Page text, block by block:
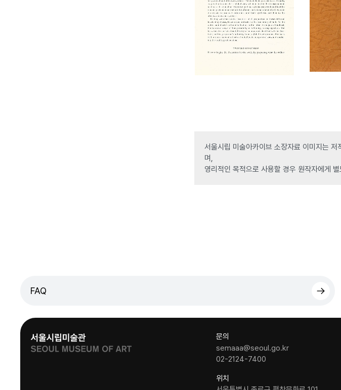
서울시립 미술아카이브 소장자료 이미지는
며,
영리적인 목적으로 사용할 경우 원작자에게
FAQ
문의
semaaa@seoul.go.kr
02-2124-7400
위치